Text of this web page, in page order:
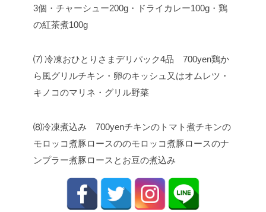
3個 ・チャーシュー200g ・ドライカレー100g ・鶏
の紅茶煮100g
⑺ 冷凍おひとりさまデリパック4品 700yen鶏か
ら風グリルチキン・卵のキッシュ又はオムレツ・
キノコのマリネ・グリル野菜
⑻冷凍煮込み 700yenチキンのトマト煮チキンの
モロッコ煮豚ロースののモロッコ煮豚ロースのナ
ンプラー煮豚ロースとお豆の煮込み